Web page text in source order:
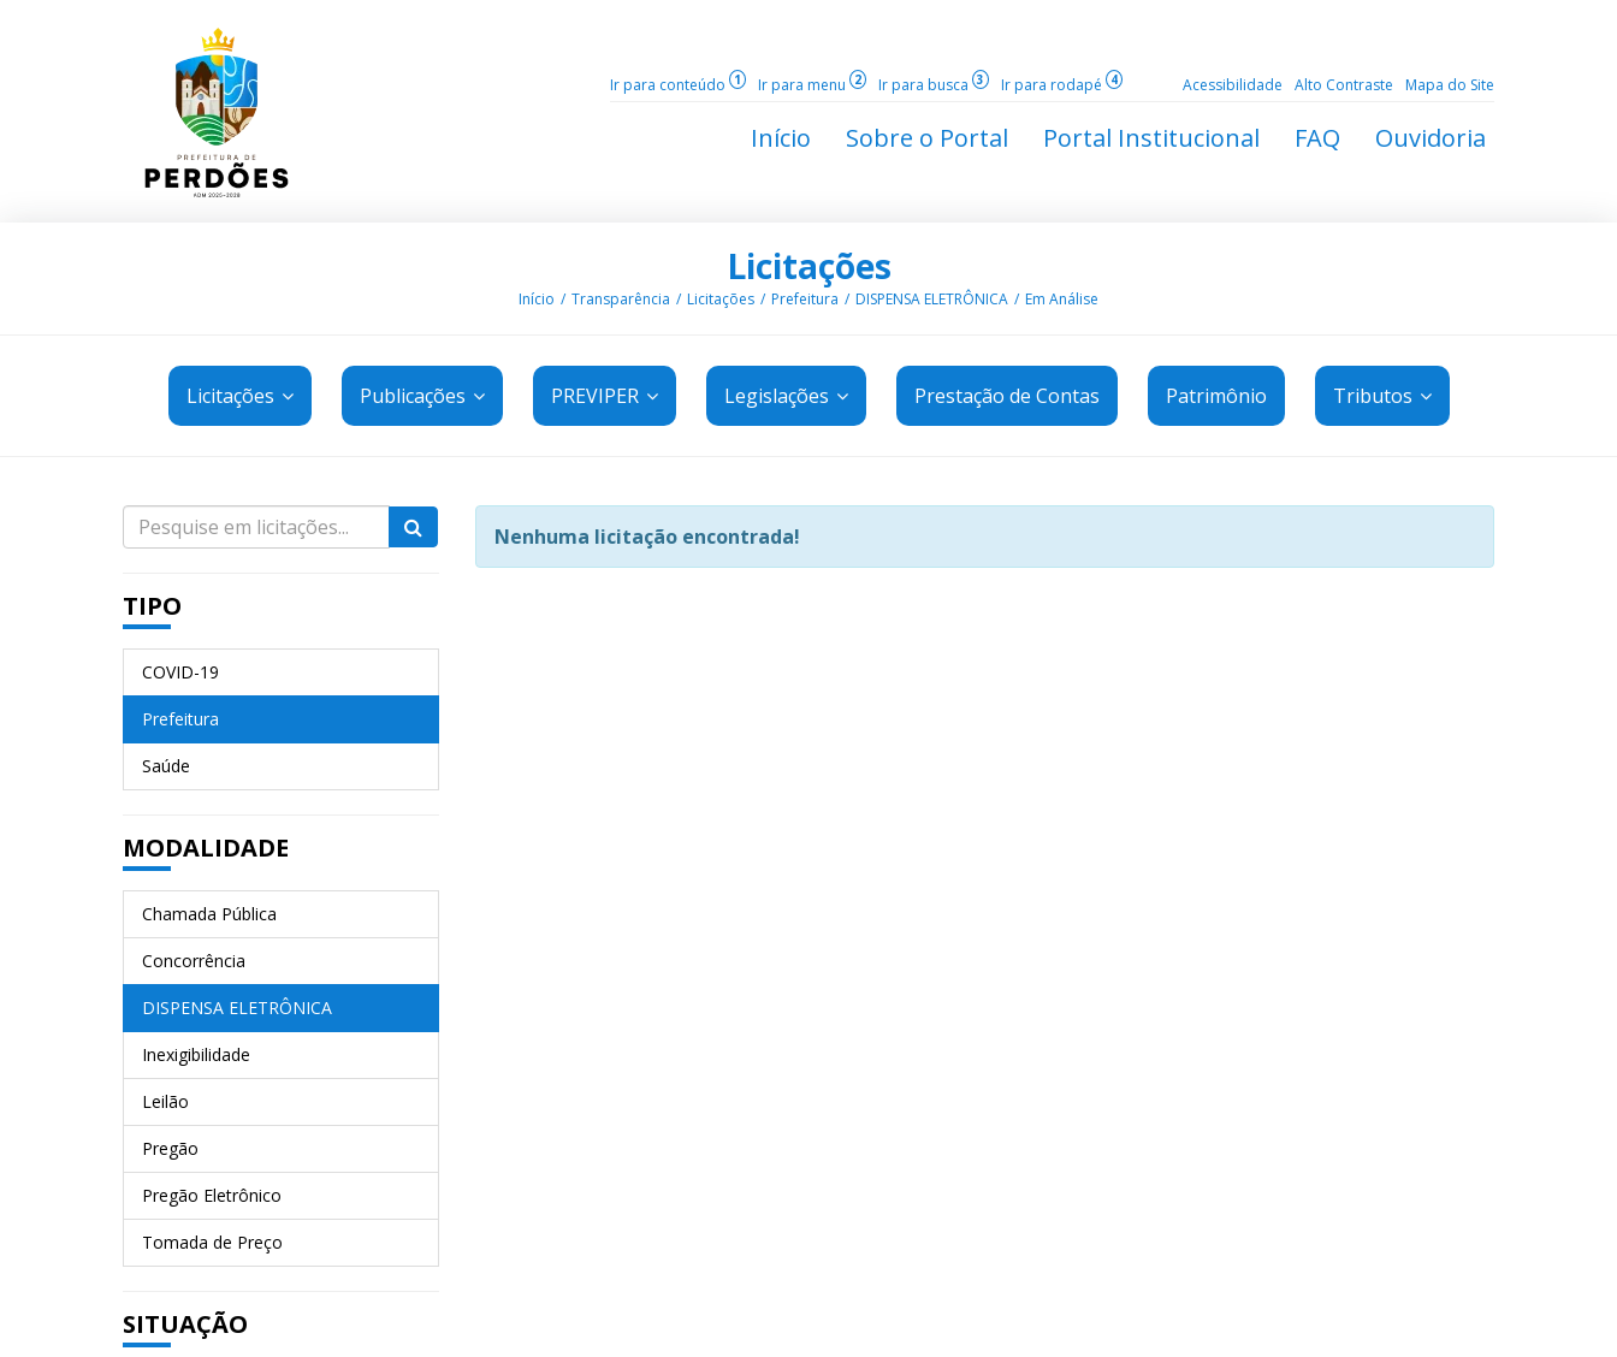
Ir para conteúdo 1 Ir para menu 2 Ir para busca 3 Ir para rodapé 4 Acessibilidade Alto Contraste Mapa do Site
Início Sobre o Portal Portal Institucional FAQ Ouvidoria
Licitações
Início Transparência Licitações Prefeitura DISPENSA ELETRÔNICA Em Análise
Licitações Publicações PREVIPER Legislações Prestação de Contas Patrimônio Tributos
TIPO
COVID-19
Prefeitura
Saúde
MODALIDADE
Chamada Pública
Concorrência
DISPENSA ELETRÔNICA
Inexigibilidade
Leilão
Pregão
Pregão Eletrônico
Tomada de Preço
SITUAÇÃO
Nenhuma licitação encontrada!